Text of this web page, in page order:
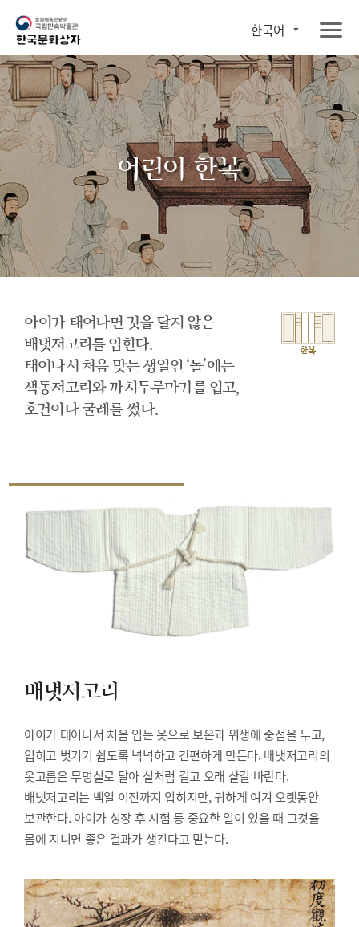
한국어
어린이 한복
아이가 태어나면 깃을 달지 않은
배냇저고리를 입힌다.
태어나서 처음 맞는 생일인 ‘돌’에는
색동저고리와 까치두루마기를 입고,
호건이나 굴레를 썼다.
한복
배냇저고리
아이가 태어나서 처음 입는 옷으로 보온과 위생에 중점을 두고,
입히고 벗기기 쉽도록 넉넉하고 간편하게 만든다. 배냇저고리의
옷고름은 무명실로 달아 실처럼 길고 오래 살길 바란다.
배냇저고리는 백일 이전까지 입히지만, 귀하게 여겨 오랫동안
보관한다. 아이가 성장 후 시험 등 중요한 일이 있을 때 그것을
몸에 지니면 좋은 결과가 생긴다고 믿는다.